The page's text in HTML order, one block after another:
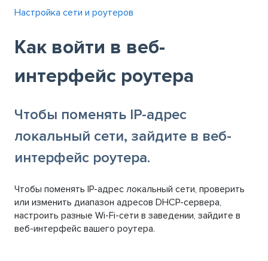
Настройка сети и роутеров
Как войти в веб-
интерфейс роутера
Чтобы поменять IP-адрес
локальный сети, зайдите в веб-
интерфейс роутера.
Чтобы поменять IP-адрес локальный сети, проверить
или изменить диапазон адресов DHCP-сервера,
настроить разные Wi-Fi-сети в заведении, зайдите в
веб-интерфейс вашего роутера.